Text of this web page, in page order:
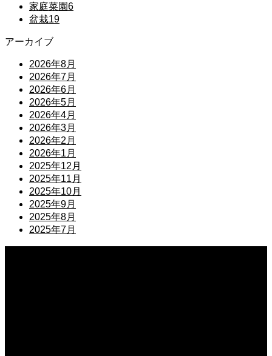
家庭菜園6
盆栽19
アーカイブ
2026年8月
2026年7月
2026年6月
2026年5月
2026年4月
2026年3月
2026年2月
2026年1月
2025年12月
2025年11月
2025年10月
2025年9月
2025年8月
2025年7月